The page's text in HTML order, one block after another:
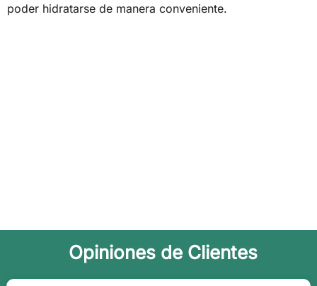
poder hidratarse de manera conveniente.
Opiniones de Clientes